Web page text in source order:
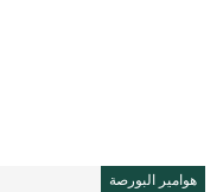
هوامير البورصة